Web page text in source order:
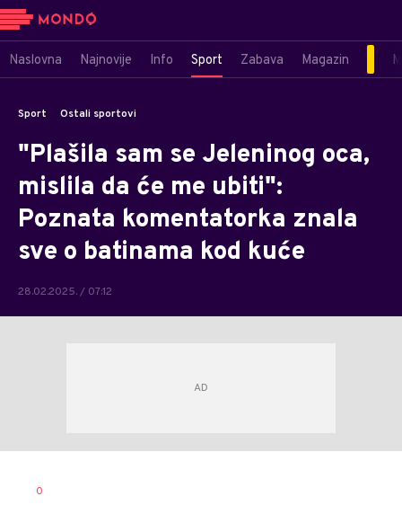
Naslovna Najnovije Info Sport Zabava Magazin
Sport Ostali sportovi
"Plašila sam se Jeleninog oca,
mislila da će me ubiti":
Poznata komentatorka znala
sve o batinama kod kuće
28.02.2025. / 07:12
AUTOR
0